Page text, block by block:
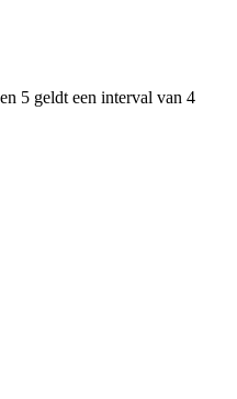
5 geldt een interval van 4